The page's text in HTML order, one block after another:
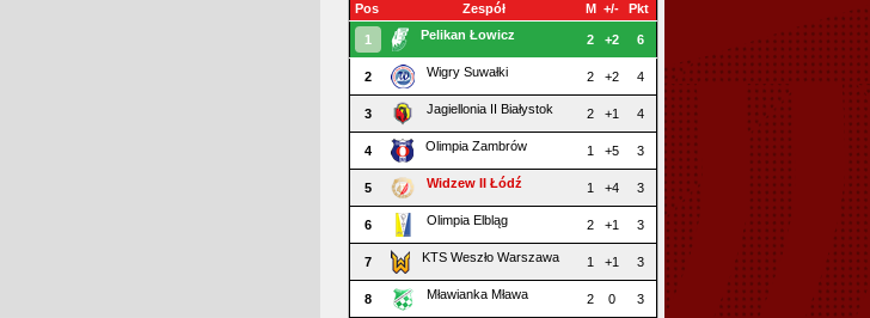
Pos Zespół M +/- Pkt
1 Pelikan Łowicz 2 +2 6
2 Wigry Suwałki 2 +2 4
3 Jagiellonia II Białystok 2 +1 4
4 Olimpia Zambrów 1 +5 3
5 Widzew II Łódź 1 +4 3
6 Olimpia Elbląg 2 +1 3
7 KTS Weszło Warszawa 1 +1 3
8 Mławianka Mława 2 0 3